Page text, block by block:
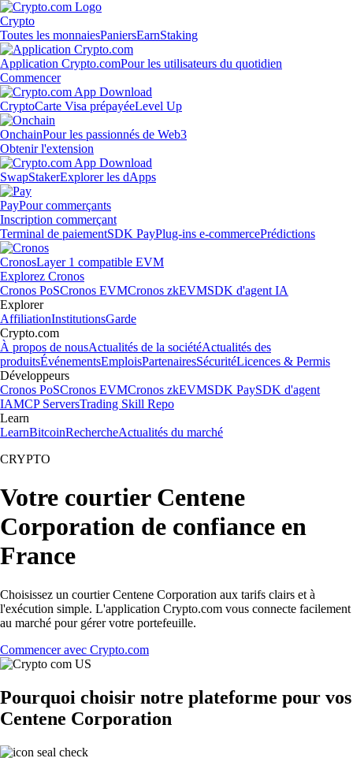
Crypto
Toutes les monnaiesPaniersEarnStaking
Application Crypto.comPour les utilisateurs du quotidien
Commencer
CryptoCarte Visa prépayéeLevel Up
OnchainPour les passionnés de Web3
Obtenir l'extension
SwapStakerExplorer les dApps
PayPour commerçants
Inscription commerçant
Terminal de paiementSDK PayPlug-ins e-commercePrédictions
CronosLayer 1 compatible EVM
Explorez Cronos
Cronos PoSCronos EVMCronos zkEVMSDK d'agent IA
Explorer
AffiliationInstitutionsGarde
Crypto.com
À propos de nousActualités de la sociétéActualités des
produitsÉvénementsEmploisPartenairesSécuritéLicences & Permis
Développeurs
Cronos PoSCronos EVMCronos zkEVMSDK PaySDK d'agent
IAMCP ServersTrading Skill Repo
Learn
LearnBitcoinRechercheActualités du marché
CRYPTO
Votre courtier Centene
Corporation de confiance en
France
Choisissez un courtier Centene Corporation aux tarifs clairs et à
l'exécution simple. L'application Crypto.com vous connecte facilement
au marché pour gérer votre portefeuille.
Commencer avec Crypto.com
Pourquoi choisir notre plateforme pour vos
Centene Corporation